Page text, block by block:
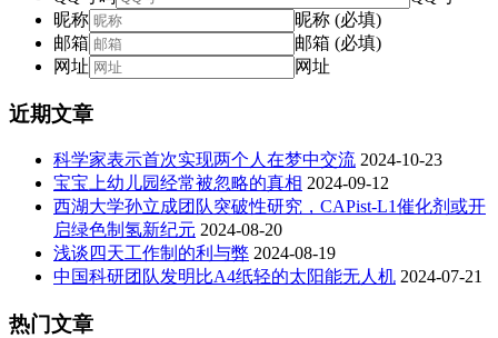
昵称
昵称 (必填)
邮箱
邮箱 (必填)
网址
网址
近期文章
科学家表示首次实现两个人在梦中交流 2024-10-23
宝宝上幼儿园经常被忽略的真相 2024-09-12
西湖大学孙立成团队突破性研究，CAPist-L1催化剂或开
启绿色制氢新纪元 2024-08-20
浅谈四天工作制的利与弊 2024-08-19
中国科研团队发明比A4纸轻的太阳能无人机 2024-07-21
热门文章